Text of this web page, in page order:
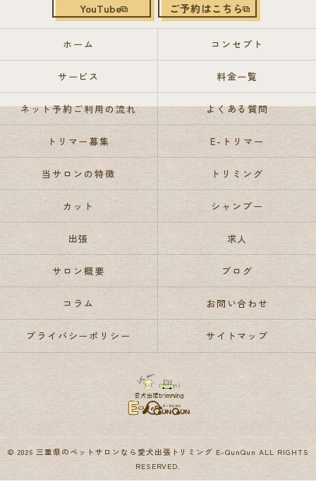
YouTube ご予約はこちら
ホーム コンセプト
サービス 料金一覧
ネット予約ご利用の流れ よくある質問
トリマー募集 E-トリマー
当サロンの特徴 トリミング
カット シャンプー
出張 求人
サロン概要 ブログ
コラム お問い合わせ
プライバシーポリシー サイトマップ
© 2026 三重県のペットサロンなら愛犬出張トリミング E-QunQun ALL RIGHTS
RESERVED.